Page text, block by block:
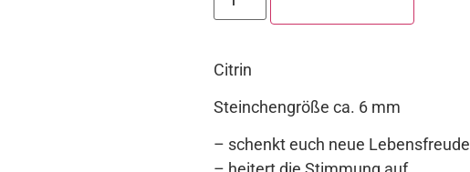
Citrin
Steinchengröße ca. 6 mm
– schenkt euch neue Lebensfreude